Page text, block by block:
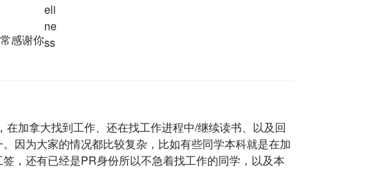
感谢你
在加拿大找到工作、还在找工作进程中/继续读书、以及回
因为大家的情况都比较复杂，比如有些同学本科就是在加
，还有已经是PR身份所以不急着找工作的同学，以及本